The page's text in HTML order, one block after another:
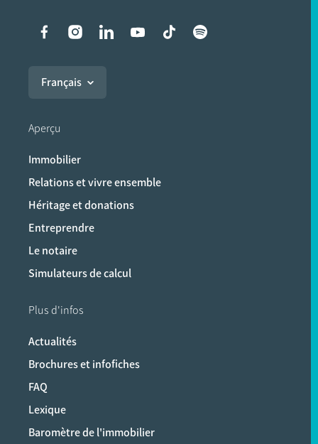
Liens vers les réseaux
Français
Aperçu
Immobilier
Relations et vivre ensemble
Héritage et donations
Entreprendre
Le notaire
Simulateurs de calcul
Plus d'infos
Actualités
Brochures et infofiches
FAQ
Lexique
Baromètre de l'immobilier